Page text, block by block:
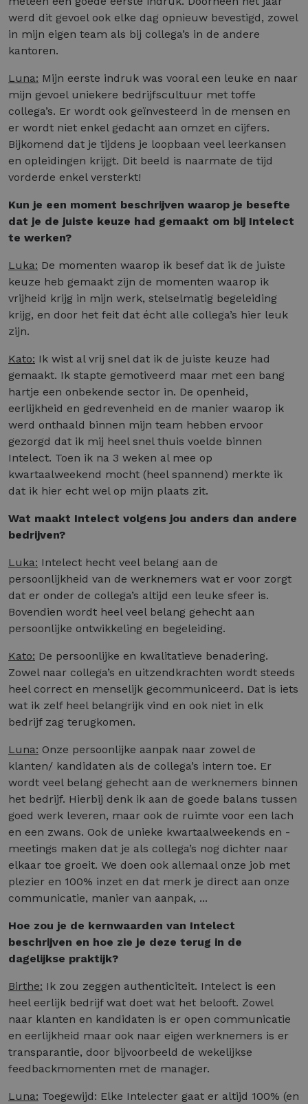
werd dit gevoel ook elke dag opnieuw bevestigd, zowel
in mijn eigen team als bij collega’s in de andere
kantoren.
Luna: Mijn eerste indruk was vooral een leuke en naar
mijn gevoel uniekere bedrijfscultuur met toffe
collega’s. Er wordt ook geïnvesteerd in de mensen en
er wordt niet enkel gedacht aan omzet en cijfers.
Bijkomend dat je tijdens je loopbaan veel leerkansen
en opleidingen krijgt. Dit beeld is naarmate de tijd
vorderde enkel versterkt!
Kun je een moment beschrijven waarop je besefte
dat je de juiste keuze had gemaakt om bij Intelect
te werken?
Luka: De momenten waarop ik besef dat ik de juiste
keuze heb gemaakt zijn de momenten waarop ik
vrijheid krijg in mijn werk, stelselmatig begeleiding
krijg, en door het feit dat écht alle collega’s hier leuk
zijn.
Kato: Ik wist al vrij snel dat ik de juiste keuze had
gemaakt. Ik stapte gemotiveerd maar met een bang
hartje een onbekende sector in. De openheid,
eerlijkheid en gedrevenheid en de manier waarop ik
werd onthaald binnen mijn team hebben ervoor
gezorgd dat ik mij heel snel thuis voelde binnen
Intelect. Toen ik na 3 weken al mee op
kwartaalweekend mocht (heel spannend) merkte ik
dat ik hier echt wel op mijn plaats zit.
Wat maakt Intelect volgens jou anders dan andere
bedrijven?
Luka: Intelect hecht veel belang aan de
persoonlijkheid van de werknemers wat er voor zorgt
dat er onder de collega’s altijd een leuke sfeer is.
Bovendien wordt heel veel belang gehecht aan
persoonlijke ontwikkeling en begeleiding.
Kato: De persoonlijke en kwalitatieve benadering.
Zowel naar collega’s en uitzendkrachten wordt steeds
heel correct en menselijk gecommuniceerd. Dat is iets
wat ik zelf heel belangrijk vind en ook niet in elk
bedrijf zag terugkomen.
Luna: Onze persoonlijke aanpak naar zowel de
klanten/ kandidaten als de collega’s intern toe. Er
wordt veel belang gehecht aan de werknemers binnen
het bedrijf. Hierbij denk ik aan de goede balans tussen
goed werk leveren, maar ook de ruimte voor een lach
en een zwans. Ook de unieke kwartaalweekends en -
meetings maken dat je als collega’s nog dichter naar
elkaar toe groeit. We doen ook allemaal onze job met
plezier en 100% inzet en dat merk je direct aan onze
communicatie, manier van aanpak, ...
Hoe zou je de kernwaarden van Intelect
beschrijven en hoe zie je deze terug in de
dagelijkse praktijk?
Birthe: Ik zou zeggen authenticiteit. Intelect is een
heel eerlijk bedrijf wat doet wat het belooft. Zowel
naar klanten en kandidaten is er open communicatie
en eerlijkheid maar ook naar eigen werknemers is er
transparantie, door bijvoorbeeld de wekelijkse
feedbackmomenten met de manager.
Luna: Toegewijd: Elke Intelecter gaat er altijd 100% (en